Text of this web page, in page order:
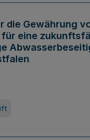
die Gewährung
eine